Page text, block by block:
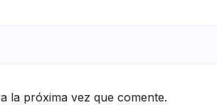
la próxima vez que comente.